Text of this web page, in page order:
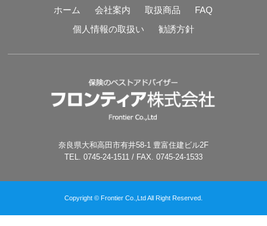
ホーム 会社案内 取扱商品
FAQ
個人情報の取扱い
勧誘方針
奈良県大和高田市有井58-1 豊富住建ビル2F
TEL. 0745-24-1511 / FAX. 0745-24-1533
Copyright © Frontier Co.,Ltd All Right Reserved.